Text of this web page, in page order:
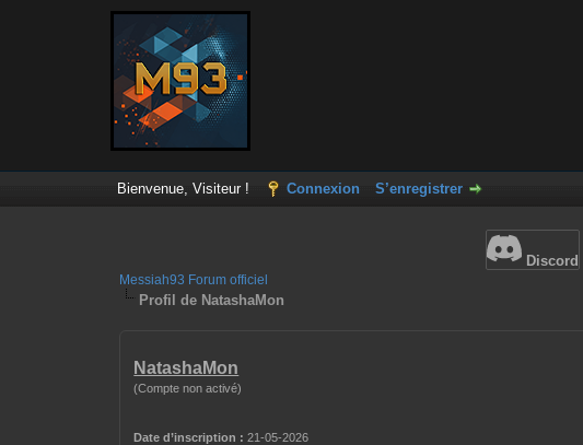
Bienvenue, Visiteur ! Connexion S’enregistrer
Discord
Messiah93 Forum officiel
Profil de NatashaMon
NatashaMon
(Compte non activé)
Date d’inscription : 21-05-2026